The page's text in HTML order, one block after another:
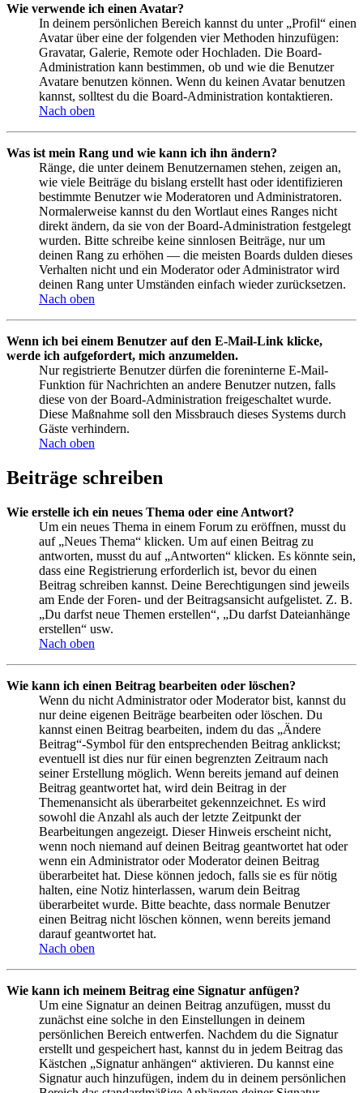
Wie verwende ich einen Avatar?
In deinem persönlichen Bereich kannst du unter „Profil“ einen
Avatar über eine der folgenden vier Methoden hinzufügen:
Gravatar, Galerie, Remote oder Hochladen. Die Board-
Administration kann bestimmen, ob und wie die Benutzer
Avatare benutzen können. Wenn du keinen Avatar benutzen
kannst, solltest du die Board-Administration kontaktieren.
Nach oben
Was ist mein Rang und wie kann ich ihn ändern?
Ränge, die unter deinem Benutzernamen stehen, zeigen an,
wie viele Beiträge du bislang erstellt hast oder identifizieren
bestimmte Benutzer wie Moderatoren und Administratoren.
Normalerweise kannst du den Wortlaut eines Ranges nicht
direkt ändern, da sie von der Board-Administration festgelegt
wurden. Bitte schreibe keine sinnlosen Beiträge, nur um
deinen Rang zu erhöhen — die meisten Boards dulden dieses
Verhalten nicht und ein Moderator oder Administrator wird
deinen Rang unter Umständen einfach wieder zurücksetzen.
Nach oben
Wenn ich bei einem Benutzer auf den E-Mail-Link klicke,
werde ich aufgefordert, mich anzumelden.
Nur registrierte Benutzer dürfen die foreninterne E-Mail-
Funktion für Nachrichten an andere Benutzer nutzen, falls
diese von der Board-Administration freigeschaltet wurde.
Diese Maßnahme soll den Missbrauch dieses Systems durch
Gäste verhindern.
Nach oben
Beiträge schreiben
Wie erstelle ich ein neues Thema oder eine Antwort?
Um ein neues Thema in einem Forum zu eröffnen, musst du
auf „Neues Thema“ klicken. Um auf einen Beitrag zu
antworten, musst du auf „Antworten“ klicken. Es könnte sein,
dass eine Registrierung erforderlich ist, bevor du einen
Beitrag schreiben kannst. Deine Berechtigungen sind jeweils
am Ende der Foren- und der Beitragsansicht aufgelistet. Z. B.
„Du darfst neue Themen erstellen“, „Du darfst Dateianhänge
erstellen“ usw.
Nach oben
Wie kann ich einen Beitrag bearbeiten oder löschen?
Wenn du nicht Administrator oder Moderator bist, kannst du
nur deine eigenen Beiträge bearbeiten oder löschen. Du
kannst einen Beitrag bearbeiten, indem du das „Ändere
Beitrag“-Symbol für den entsprechenden Beitrag anklickst;
eventuell ist dies nur für einen begrenzten Zeitraum nach
seiner Erstellung möglich. Wenn bereits jemand auf deinen
Beitrag geantwortet hat, wird dein Beitrag in der
Themenansicht als überarbeitet gekennzeichnet. Es wird
sowohl die Anzahl als auch der letzte Zeitpunkt der
Bearbeitungen angezeigt. Dieser Hinweis erscheint nicht,
wenn noch niemand auf deinen Beitrag geantwortet hat oder
wenn ein Administrator oder Moderator deinen Beitrag
überarbeitet hat. Diese können jedoch, falls sie es für nötig
halten, eine Notiz hinterlassen, warum dein Beitrag
überarbeitet wurde. Bitte beachte, dass normale Benutzer
einen Beitrag nicht löschen können, wenn bereits jemand
darauf geantwortet hat.
Nach oben
Wie kann ich meinem Beitrag eine Signatur anfügen?
Um eine Signatur an deinen Beitrag anzufügen, musst du
zunächst eine solche in den Einstellungen in deinem
persönlichen Bereich entwerfen. Nachdem du die Signatur
erstellt und gespeichert hast, kannst du in jedem Beitrag das
Kästchen „Signatur anhängen“ aktivieren. Du kannst eine
Signatur auch hinzufügen, indem du in deinem persönlichen